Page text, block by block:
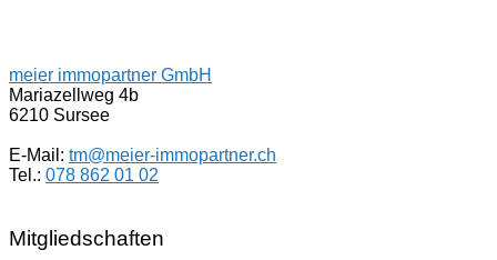
meier immopartner GmbH
Mariazellweg 4b
6210 Sursee
E-Mail: tm@meier-immopartner.ch
Tel.: 078 862 01 02
Mitgliedschaften